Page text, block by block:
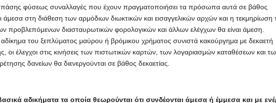
φύσεως συναλλαγές που έχουν πραγματοποιήσει τα πρόσωπα αυτά σε βάθος
άμεσα στη διάθεση των αρμόδιων διωκτικών και εισαγγελικών αρχών και η τεκμηρίωση
προβλεπόμενων διασταυρωτικών φορολογικών και άλλων ελέγχων θα είναι άμεση.
αδίκημα του ξεπλύματος μαύρου ή βρόμικου χρήματος συνιστά κακούργημα με δεκαετή
οι έλεγχοι στις κινήσεις των πιστωτικών καρτών, των λογαριασμών καταθέσεων και
δανείων θα διενεργούνται σε βάθος δεκαετίας.
αδικήματα τα οποία θεωρούνται ότι συνδέονται άμεσα ή έμμεσα και με